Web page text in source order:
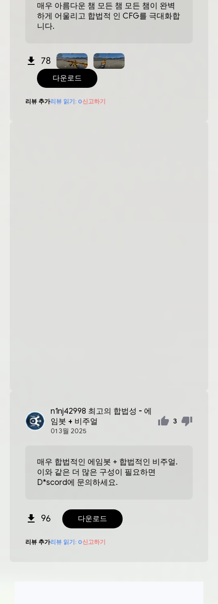
매우 아름다운 챔 모든 챔 모든 챔이 완벽
하게 어울리고 합법적 인 CFG를 극대화합
니다.
78
다운로드
리뷰 추가리뷰 읽기: 0신고하기
n1nj42998 최고의 합법성 - 에
임봇 + 비주얼
01 3월 2025
3
매우 합법적인 에임봇 + 합법적인 비주얼.
이와 같은 더 많은 구성이 필요하면
D*scord에 문의하세요.
96 다운로드
리뷰 추가리뷰 읽기: 0신고하기